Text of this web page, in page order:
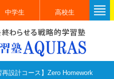
中学生 高校生
再設計コース】Zero Homework